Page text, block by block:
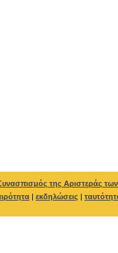
της Αριστεράς
| εκδηλώσεις |